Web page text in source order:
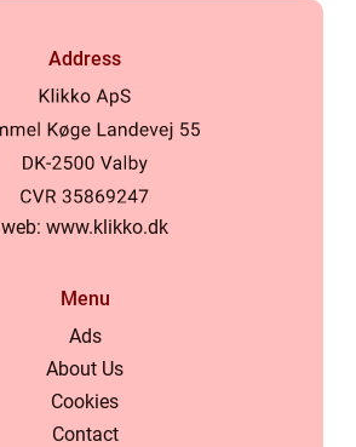
Address
web: www.klikko.dk
Menu
Ads
About Us
Cookies
Contact